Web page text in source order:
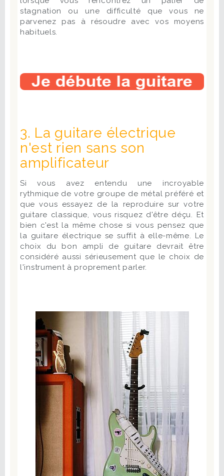
stagnation ou une difficulté que vous ne
parvenez pas à résoudre avec vos moyens
habituels.
3. La guitare électrique
n'est rien sans son
amplificateur
Si vous avez entendu une incroyable
rythmique de votre groupe de métal préféré et
que vous essayez de la reproduire sur votre
guitare classique, vous risquez d'être déçu. Et
bien c'est la même chose si vous pensez que
la guitare électrique se suffit à elle-même. Le
choix du bon ampli de guitare devrait être
considéré aussi sérieusement que le choix de
l'instrument à proprement parler.